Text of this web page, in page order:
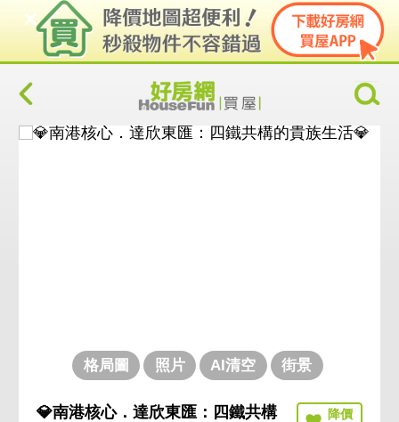
格局圖 照片 AI清空 街景
💎南港核心．達欣東匯：四鐵共構